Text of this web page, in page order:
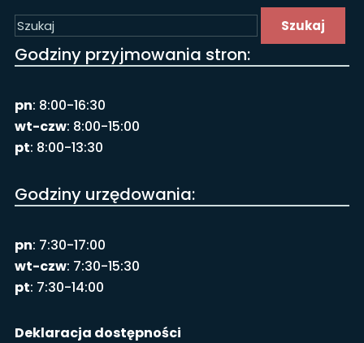
Szukaj
Godziny przyjmowania stron:
pn: 8:00-16:30
wt-czw: 8:00-15:00
pt: 8:00-13:30
Godziny urzędowania:
pn: 7:30-17:00
wt-czw: 7:30-15:30
pt: 7:30-14:00
Deklaracja dostępności